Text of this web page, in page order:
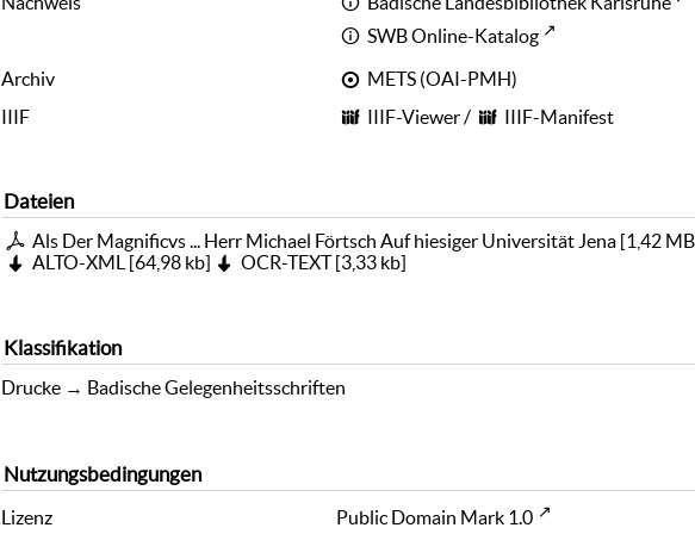
SWB Online-Katalog
Archiv
METS (OAI-PMH)
IIIF
IIIF-Viewer/ IIIF-Manifest
Dateien
Als Der Magnificvs ... Herr Michael Förtsch Auf hiesiger Universität Jena[1,42 MB
ALTO-XML [64,98 kb] OCR-TEXT[3,33 kb]
Klassifikation
Drucke → Badische Gelegenheitsschriften
Nutzungsbedingungen
Lizenz Public Domain Mark 1.0